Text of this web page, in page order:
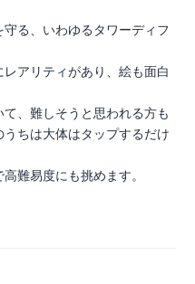
る、いわゆるタワーディフ
アリティがあり、絵も面白
、難しそうと思われる方も
ちは大体はタップするだけ
難易度にも挑めます。